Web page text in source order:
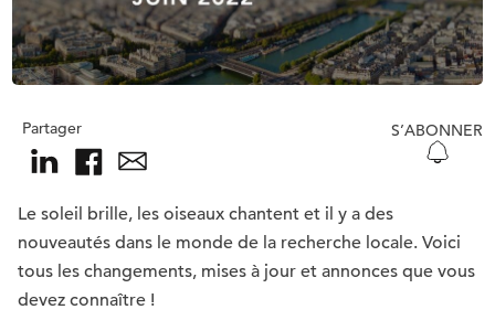
Partager S’ABONNER
Le soleil brille, les oiseaux chantent et il y a des
nouveautés dans le monde de la recherche locale. Voici
tous les changements, mises à jour et annonces que vous
devez connaître !